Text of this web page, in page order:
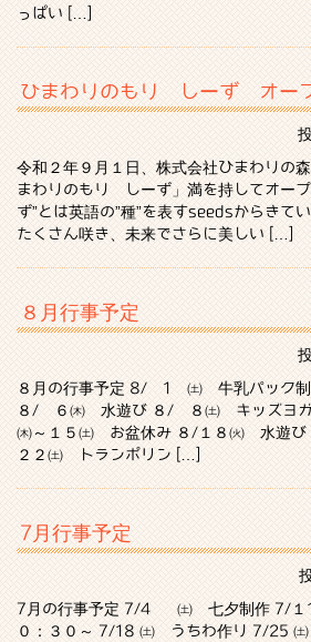
っぱい […]
ひまわりのもり しーず オープ
令和２年９月１日、株式会社ひまわりの
まわりのもり しーず」満を持してオープ
ず”とは英語の”種”を表すseedsからきて
たくさん咲き、未来でさらに美しい […]
８月行事予定
８月の行事予定 8/ 1 ㈯ 牛乳パック
８/ ６㈭ 水遊び ８/ ８㈯ キッズヨガ
㈭～１５㈯ お盆休み ８/１８㈫ 水遊
２２㈯ トランポリン […]
7月行事予定
7月の行事予定 7/4 ㈯ 七夕制作 7/１
０：３０～ 7/18 ㈯ うちわ作り 7/25